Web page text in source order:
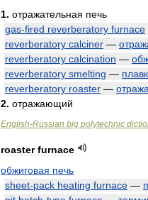
1. отражательная печь
gas-fired reverberatory furnace
reverberatory calciner —
reverberatory calcination —
reverberatory smelting —
reverberatory roaster —
2. отражающий
English-Russian big polytechnic
roaster furnace
обжиговая печь
sheet-pack heating furnace —